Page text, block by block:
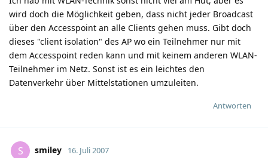
wird doch die Möglichkeit geben, dass nicht jeder Broadcast
über den Accesspoint an alle Clients gehen muss. Gibt doch
dieses "client isolation" des AP wo ein Teilnehmer nur mit
dem Accesspoint reden kann und mit keinem anderen WLAN-
Teilnehmer im Netz. Sonst ist es ein leichtes den
Datenverkehr über Mittelstationen umzuleiten.
Antworten
S smiley 16. Juli 2007